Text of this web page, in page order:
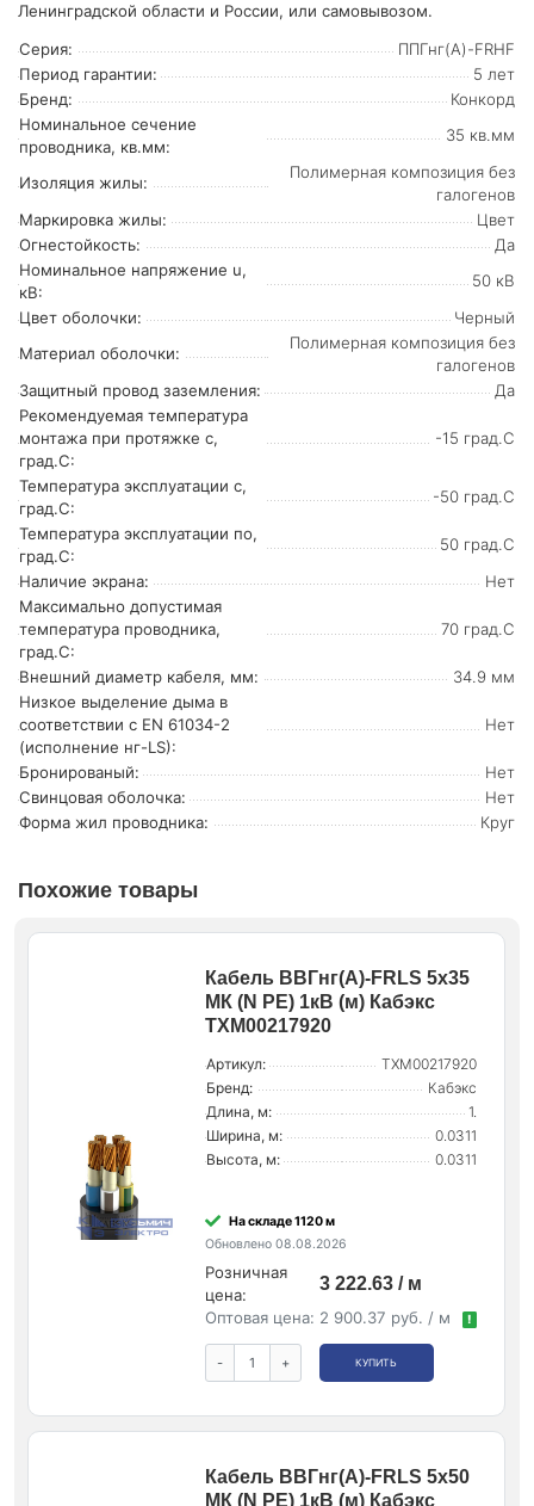
Ленинградской области и России, или самовывозом.
Серия:
ППГнг(А)-FRHF
Период гарантии:
5 лет
Бренд:
Конкорд
Номинальное сечение
проводника, кв.мм:
35 кв.мм
Изоляция жилы:
Полимерная композиция без
галогенов
Маркировка жилы:
Цвет
Огнестойкость:
Да
Номинальное напряжение u,
кВ:
50 кВ
Цвет оболочки:
Черный
Материал оболочки:
Полимерная композиция без
галогенов
Защитный провод заземления:
Да
Рекомендуемая температура
монтажа при протяжке с,
град.C:
-15 град.C
Температура эксплуатации с,
град.C:
-50 град.C
Температура эксплуатации по,
град.C:
50 град.C
Наличие экрана:
Нет
Максимально допустимая
температура проводника,
град.C:
70 град.C
Внешний диаметр кабеля, мм:
34.9 мм
Низкое выделение дыма в
соответствии с EN 61034-2
(исполнение нг-LS):
Нет
Бронированый:
Нет
Свинцовая оболочка:
Нет
Форма жил проводника:
Круг
Похожие товары
Кабель ВВГнг(А)-FRLS 5х35
МК (N PE) 1кВ (м) Кабэкс
ТХМ00217920
Артикул:
ТХМ00217920
Бренд:
Кабэкс
Длина, м:
1.
Ширина, м:
0.0311
Высота, м:
0.0311
На складе 1120 м
Обновлено 08.08.2026
Розничная
цена:
3 222.63 / м
Оптовая цена: 2 900.37 руб. / м !
- + КУПИТЬ
Кабель ВВГнг(А)-FRLS 5х50
МК (N PE) 1кВ (м) Кабэкс